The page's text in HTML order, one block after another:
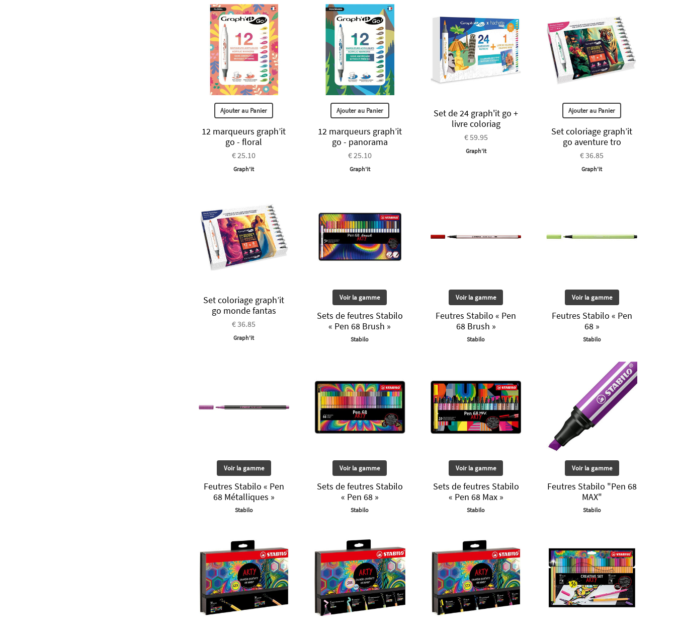
Ajouter au Panier
12 marqueurs graph’it
go - floral
€ 25.10
Graph'it
Ajouter au Panier
12 marqueurs graph’it
go - panorama
€ 25.10
Graph'it
Set de 24 graph'it go +
livre coloriag
€ 59.95
Graph'it
Ajouter au Panier
Set coloriage graph’it
go aventure tro
€ 36.85
Graph'it
Set coloriage graph’it
go monde fantas
€ 36.85
Graph'it
Voir la gamme
Sets de feutres Stabilo
« Pen 68 Brush »
Stabilo
Voir la gamme
Feutres Stabilo « Pen
68 Brush »
Stabilo
Voir la gamme
Feutres Stabilo « Pen
68 »
Stabilo
Voir la gamme
Feutres Stabilo « Pen
68 Métalliques »
Stabilo
Voir la gamme
Sets de feutres Stabilo
« Pen 68 »
Stabilo
Voir la gamme
Sets de feutres Stabilo
« Pen 68 Max »
Stabilo
Voir la gamme
Feutres Stabilo "Pen 68
MAX"
Stabilo